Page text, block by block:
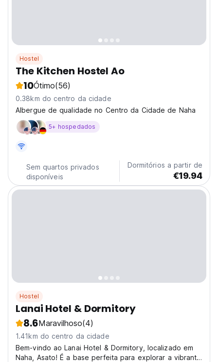
Hostel
The Kitchen Hostel Ao
10Ótimo(56)
0.38km do centro da cidade
Albergue de qualidade no Centro da Cidade de Naha
5+ hospedados
Sem quartos privados
disponíveis
Dormitórios a partir de
€19.94
Hostel
Lanai Hotel & Dormitory
8.6Maravilhoso(4)
1.41km do centro da cidade
Bem-vindo ao Lanai Hotel & Dormitory, localizado em
Naha, Asato! É a base perfeita para explorar a vibrante